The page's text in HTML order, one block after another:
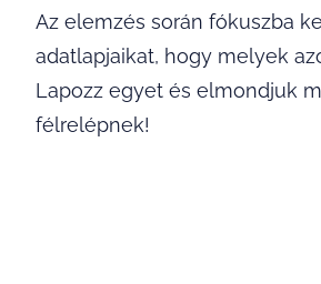
Az elemzés során fókuszba
adatlapjaikat, hogy melyek
Lapozz egyet és elmondjuk
félrelépnek!